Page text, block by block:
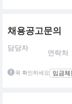
채용공고문의
담당자
연락처
꼭 확인하세요 임금체